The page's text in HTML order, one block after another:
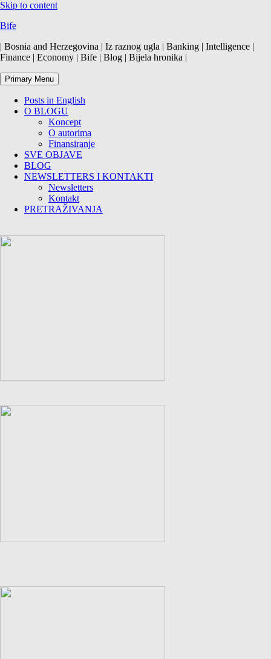
Skip to content
Bife
| Bosnia and Herzegovina | Iz raznog ugla | Banking | Intelligence |
Finance | Economy | Bife | Blog | Bijela hronika |
Primary Menu
Posts in English
O BLOGU
Koncept
O autorima
Finansiranje
SVE OBJAVE
BLOG
NEWSLETTERS I KONTAKTI
Newsletters
Kontakt
PRETRAŽIVANJA